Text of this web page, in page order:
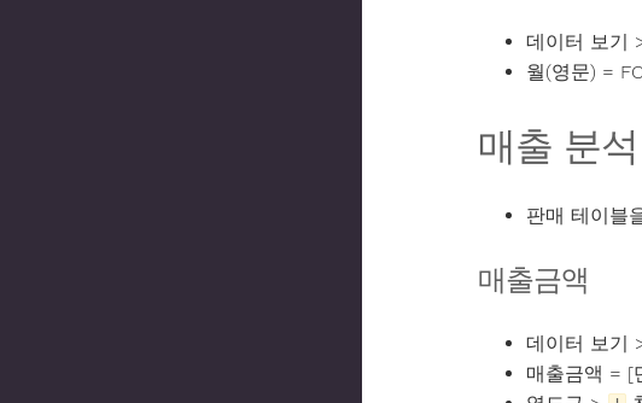
데이터 보기
월(영문) =
매출 분석
판매 테이블
매출금액
데이터 보기
매출금액 = [